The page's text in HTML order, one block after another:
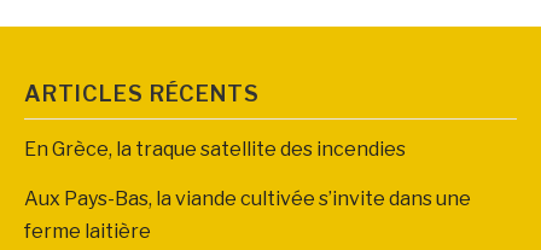
ARTICLES RÉCENTS
En Grèce, la traque satellite des incendies
Aux Pays-Bas, la viande cultivée s’invite dans une
ferme laitière